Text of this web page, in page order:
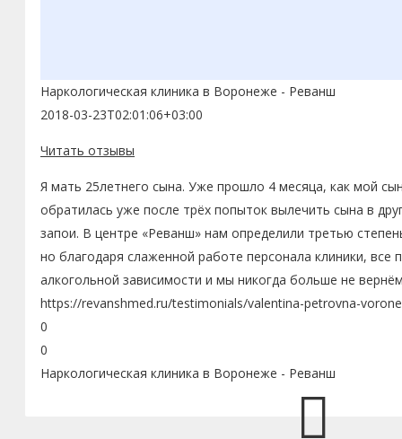
Наркологическая клиника в Воронеже - Реванш
2018-03-23T02:01:06+03:00
Читать отзывы
Я мать 25летнего сына. Уже прошло 4 месяца, как мой
обратилась уже после трёх попыток вылечить сына в
запои. В центре «Реванш» нам определили третью
но благодаря слаженной работе персонала клиники,
алкогольной зависимости и мы никогда больше не
https://revanshmed.ru/testimonials/valentina-petrovna-
0
0
Наркологическая клиника в Воронеже - Реванш